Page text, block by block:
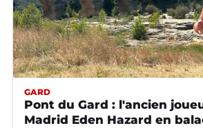
GARD
Pont du Gard : l'ancien
Madrid Eden Hazard en